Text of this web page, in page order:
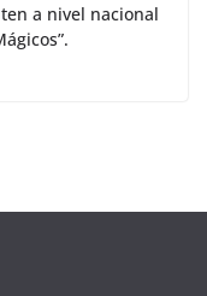
a nivel nacional